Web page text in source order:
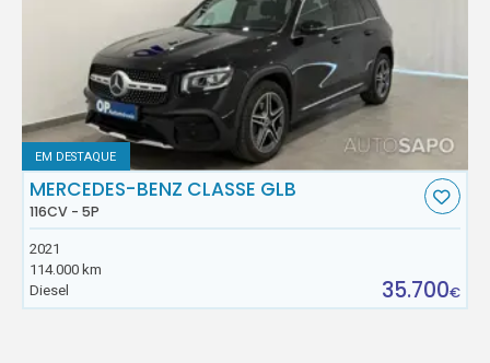
EM DESTAQUE
MERCEDES-BENZ CLASSE GLB
116CV - 5P
2021
114.000 km
Diesel
35.700€